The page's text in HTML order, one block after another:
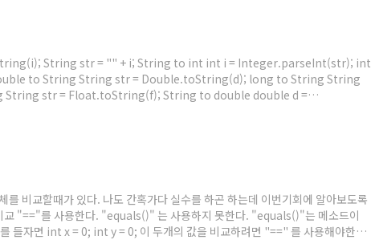
String str = "" + i; String to int int i = Integer.parseInt(str); int
to String String str = Double.toString(d); long to String String
str = Float.toString(f); String to double double d =
를 비교할때가 있다. 나도 간혹가다 실수를 하곤 하는데 이번기회에 알아보도록
"=="를 사용한다. "equals()" 는 사용하지 못한다. "equals()"는 메소드이
들자면 int x = 0; int y = 0; 이 두개의 값을 비교하려면 "==" 를 사용해야한다.